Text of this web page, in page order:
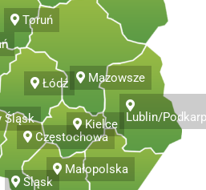
Toruń
Łódź
Częstochowa
Mazowsze
Lublin/
Kielce
Śląsk
Małopolska
Śląsk